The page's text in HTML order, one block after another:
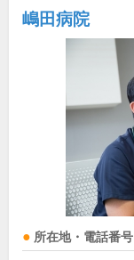
嶋田病院
所在地・電話番号